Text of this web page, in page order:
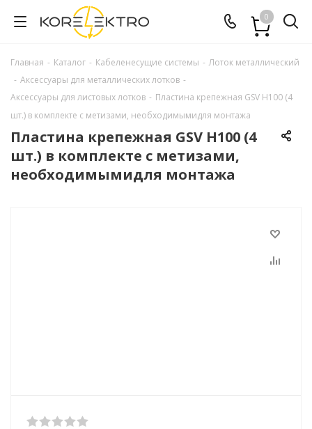
0
Главная - Каталог - Кабеленесущие системы - Лоток металлический
- Аксессуары для металлических лотков -
Аксессуары для листовых лотков - Пластина крепежная GSV H100 (4
шт.) в комплекте с метизами, необходимымидля монтажа
Пластина крепежная GSV H100 (4
шт.) в комплекте с метизами,
необходимымидля монтажа